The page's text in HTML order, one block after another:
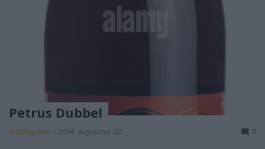
Petrus Dubbel
bottleopener • 2024. augusztus 02. 0